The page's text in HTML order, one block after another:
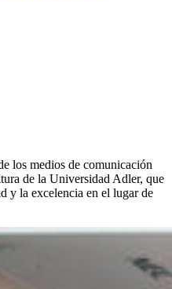
los medios de comunicación
de la Universidad Adler, que
y la excelencia en el lugar de